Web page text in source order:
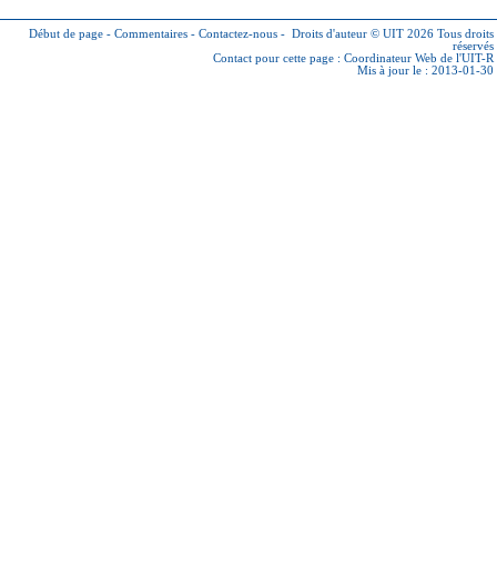
Début de page - Commentaires - Contactez-nous - Droits d'auteur © UIT 2026 Tous droits
réservés
Contact pour cette page : Coordinateur Web de l'UIT-R
Mis à jour le : 2013-01-30